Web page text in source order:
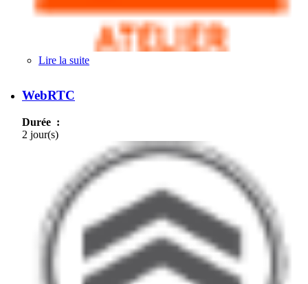
Lire la suite
WebRTC
Durée :
2 jour(s)